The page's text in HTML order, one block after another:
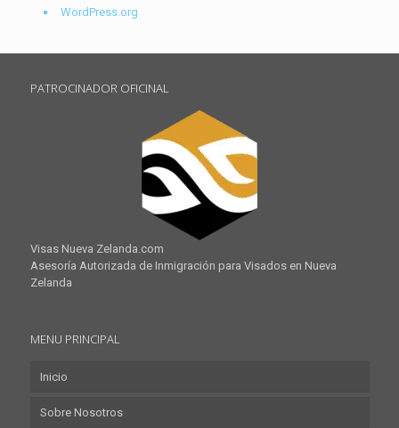
WordPress.org
PATROCINADOR OFICINAL
Visas Nueva Zelanda.com
Asesoría Autorizada de Inmigración para Visados en Nueva
Zelanda
MENU PRINCIPAL
Inicio
Sobre Nosotros